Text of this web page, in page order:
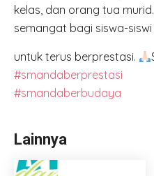
kelas, dan orang tua
semangat bagi siswa-siswi
untuk terus berprestasi.
#smandaberprestasi
#smandaberbudaya
Lainnya